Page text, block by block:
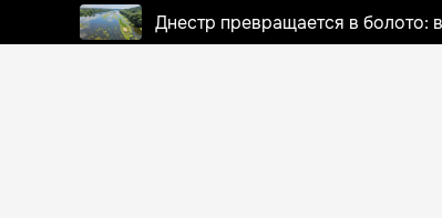
Днестр превращается в болото: